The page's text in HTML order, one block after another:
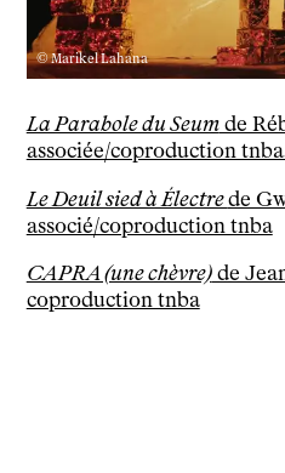
© Marikel Lahana
La Parabole du Seumde
associée/coproduction
Le Deuil sied à Électrede
associé/coproduction tnba
CAPRA (une chèvre)de
coproduction tnba
Stages de
Insertion
Soutenir
Infos
Tarifs,
Arriver
Bar / La